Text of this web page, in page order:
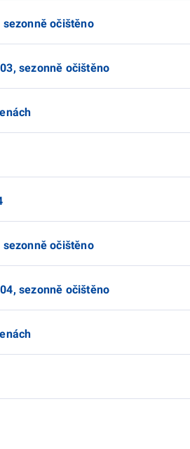
očištěno
sezonně očištěno
očištěno
sezonně očištěno